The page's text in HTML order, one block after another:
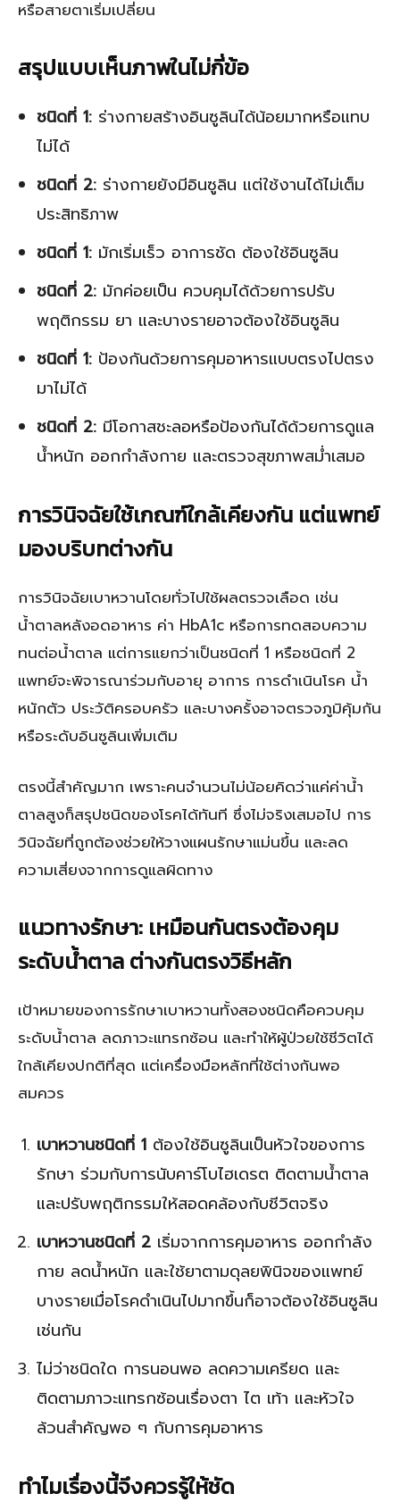
หรือสายตาเริ่มเปลี่ยน
สรุปแบบเห็นภาพในไม่กี่ข้อ
ชนิดที่ 1: ร่างกายสร้างอินซูลินได้น้อยมากหรือแทบ
ไม่ได้
ชนิดที่ 2: ร่างกายยังมีอินซูลิน แต่ใช้งานได้ไม่เต็ม
ประสิทธิภาพ
ชนิดที่ 1: มักเริ่มเร็ว อาการชัด ต้องใช้อินซูลิน
ชนิดที่ 2: มักค่อยเป็น ควบคุมได้ด้วยการปรับ
พฤติกรรม ยา และบางรายอาจต้องใช้อินซูลิน
ชนิดที่ 1: ป้องกันด้วยการคุมอาหารแบบตรงไปตรง
มาไม่ได้
ชนิดที่ 2: มีโอกาสชะลอหรือป้องกันได้ด้วยการดูแล
น้ำหนัก ออกกำลังกาย และตรวจสุขภาพสม่ำเสมอ
การวินิจฉัยใช้เกณฑ์ใกล้เคียงกัน แต่แพทย์
มองบริบทต่างกัน
การวินิจฉัยเบาหวานโดยทั่วไปใช้ผลตรวจเลือด เช่น
น้ำตาลหลังอดอาหาร ค่า HbA1c หรือการทดสอบความ
ทนต่อน้ำตาล แต่การแยกว่าเป็นชนิดที่ 1 หรือชนิดที่ 2
แพทย์จะพิจารณาร่วมกับอายุ อาการ การดำเนินโรค น้ำ
หนักตัว ประวัติครอบครัว และบางครั้งอาจตรวจภูมิคุ้มกัน
หรือระดับอินซูลินเพิ่มเติม
ตรงนี้สำคัญมาก เพราะคนจำนวนไม่น้อยคิดว่าแค่ค่าน้ำ
ตาลสูงก็สรุปชนิดของโรคได้ทันที ซึ่งไม่จริงเสมอไป การ
วินิจฉัยที่ถูกต้องช่วยให้วางแผนรักษาแม่นขึ้น และลด
ความเสี่ยงจากการดูแลผิดทาง
แนวทางรักษา: เหมือนกันตรงต้องคุม
ระดับน้ำตาล ต่างกันตรงวิธีหลัก
เป้าหมายของการรักษาเบาหวานทั้งสองชนิดคือควบคุม
ระดับน้ำตาล ลดภาวะแทรกซ้อน และทำให้ผู้ป่วยใช้ชีวิตได้
ใกล้เคียงปกติที่สุด แต่เครื่องมือหลักที่ใช้ต่างกันพอ
สมควร
เบาหวานชนิดที่ 1 ต้องใช้อินซูลินเป็นหัวใจของการ
รักษา ร่วมกับการนับคาร์โบไฮเดรต ติดตามน้ำตาล
และปรับพฤติกรรมให้สอดคล้องกับชีวิตจริง
เบาหวานชนิดที่ 2 เริ่มจากการคุมอาหาร ออกกำลัง
กาย ลดน้ำหนัก และใช้ยาตามดุลยพินิจของแพทย์
บางรายเมื่อโรคดำเนินไปมากขึ้นก็อาจต้องใช้อินซูลิน
เช่นกัน
ไม่ว่าชนิดใด การนอนพอ ลดความเครียด และ
ติดตามภาวะแทรกซ้อนเรื่องตา ไต เท้า และหัวใจ
ล้วนสำคัญพอ ๆ กับการคุมอาหาร
ทำไมเรื่องนี้จึงควรรู้ให้ชัด